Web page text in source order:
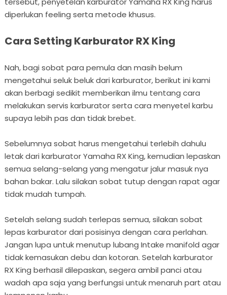
diperlukan feeling serta metode khusus.
Cara Setting Karburator RX King
Nah, bagi sobat para pemula dan masih belum
mengetahui seluk beluk dari karburator, berikut ini kami
akan berbagi sedikit memberikan ilmu tentang cara
melakukan servis karburator serta cara menyetel karbu
supaya lebih pas dan tidak brebet.
Sebelumnya sobat harus mengetahui terlebih dahulu
letak dari karburator Yamaha RX King, kemudian lepaskan
semua selang-selang yang mengatur jalur masuk nya
bahan bakar. Lalu silakan sobat tutup dengan rapat agar
tidak mudah tumpah.
Setelah selang sudah terlepas semua, silakan sobat
lepas karburator dari posisinya dengan cara perlahan.
Jangan lupa untuk menutup lubang Intake manifold agar
tidak kemasukan debu dan kotoran. Setelah karburator
RX King berhasil dilepaskan, segera ambil panci atau
wadah apa saja yang berfungsi untuk menaruh part atau